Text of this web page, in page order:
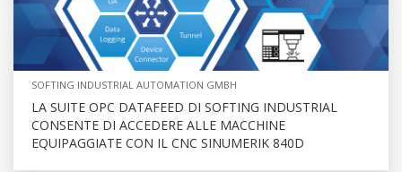
SOFTING INDUSTRIAL AUTOMATION GMBH
LA SUITE OPC DATAFEED DI SOFTING INDUSTRIAL
CONSENTE DI ACCEDERE ALLE MACCHINE
EQUIPAGGIATE CON IL CNC SINUMERIK 840D